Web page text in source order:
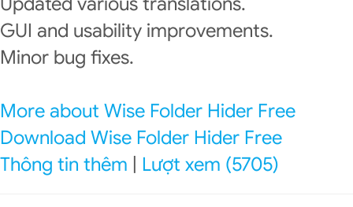
GUI and usability improvements.
Minor bug fixes.
More about Wise Folder Hider Free
Download Wise Folder Hider Free
Thông tin thêm
Lượt xem (5705)